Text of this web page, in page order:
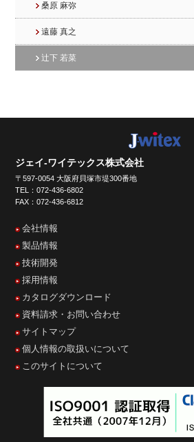
桑原 麻弥
遠藤 真之
辻下 若菜
ジェイ-ワイテックス株式会社
〒597-0054 大阪府貝塚市堤300番地
TEL：072-436-6802
FAX：072-436-6812
会社情報
製品情報
技術開発
採用情報
カタログダウンロード
資料請求・お問い合わせ
サイトマップ
個人情報の取扱いについて
このサイトについて